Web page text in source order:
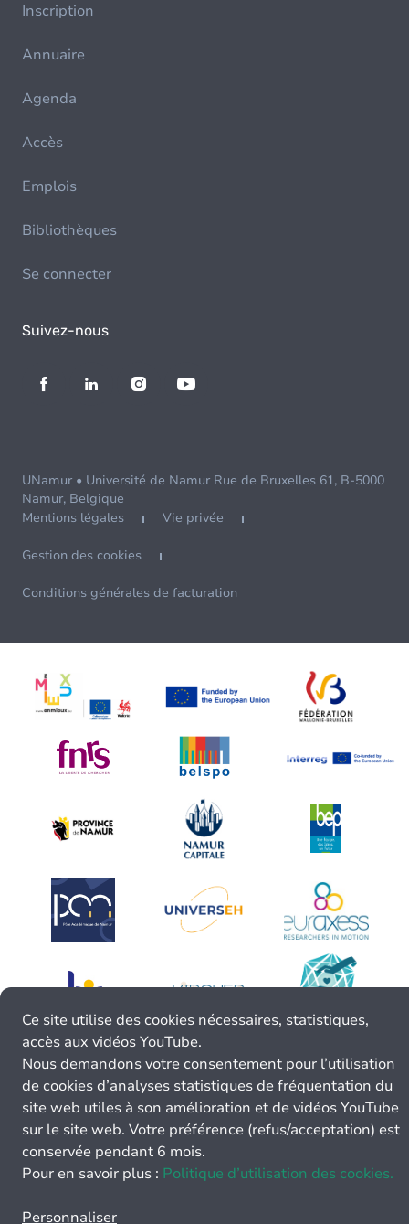
Inscription
Annuaire
Agenda
Accès
Emplois
Bibliothèques
Se connecter
Suivez-nous
UNamur • Université de Namur Rue de Bruxelles 61, B-5000
Namur, Belgique
Mentions légales
Vie privée
Gestion des cookies
Conditions générales de facturation
Ce site utilise des cookies nécessaires, statistiques,
accès aux vidéos YouTube.
Nous demandons votre consentement pour l’utilisation
de cookies d’analyses statistiques de fréquentation du
site web utiles à son amélioration et de vidéos YouTube
sur le site web. Votre préférence (refus/acceptation) est
conservée pendant 6 mois.
Pour en savoir plus : Politique d’utilisation des cookies.
Personnaliser